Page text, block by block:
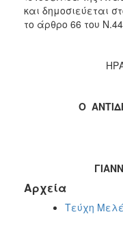
και δημοσιεύεται
το άρθρο 66 του
Ο
Αρχεία
Τεύχη